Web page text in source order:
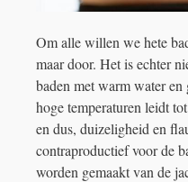
Om alle willen we hete
maar door. Het is echter
baden met warm water
hoge temperaturen leidt
en dus, duizeligheid en
contraproductief voor de
worden gemaakt van de